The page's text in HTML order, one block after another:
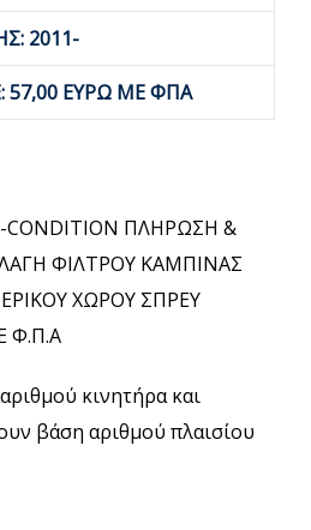
2011-
57,00 ΕΥΡΩ ΜΕ ΦΠΑ
CONDITION ΠΛΗΡΩΣΗ &
ΦΙΛΤΡΟΥ ΚΑΜΠΙΝΑΣ
ΧΩΡΟΥ ΣΠΡΕΥ
Φ.Π.Α
κινητήρα και
βάση αριθμού πλαισίου